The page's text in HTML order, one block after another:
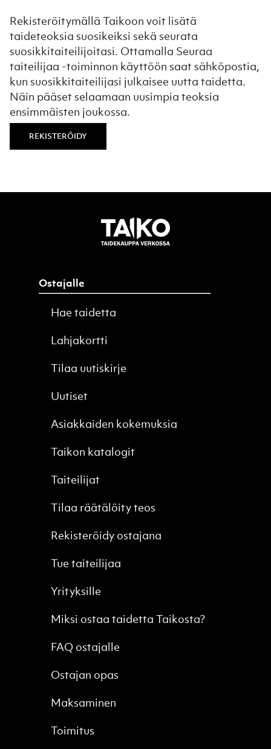
Rekisteröitymällä Taikoon voit lisätä
taideteoksia suosikeiksi sekä seurata
suosikkitaiteilijoitasi. Ottamalla Seuraa
taiteilijaa -toiminnon käyttöön saat sähköpostia,
kun suosikkitaiteilijasi julkaisee uutta taidetta.
Näin pääset selaamaan uusimpia teoksia
ensimmäisten joukossa.
REKISTERÖIDY
Ostajalle
Hae taidetta
Lahjakortti
Tilaa uutiskirje
Uutiset
Asiakkaiden kokemuksia
Taikon katalogit
Taiteilijat
Tilaa räätälöity teos
Rekisteröidy ostajana
Tue taiteilijaa
Yrityksille
Miksi ostaa taidetta Taikosta?
FAQ ostajalle
Ostajan opas
Maksaminen
Toimitus